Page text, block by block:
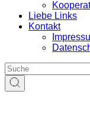
Liebe Links
Kontakt